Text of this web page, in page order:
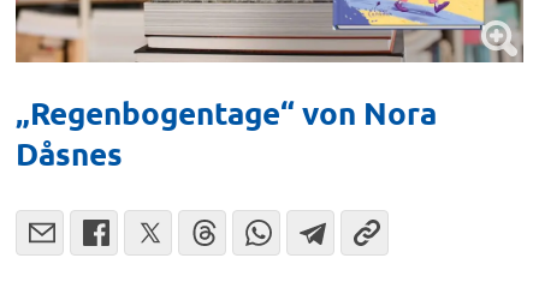
„Regenbogentage“ von Nora
Dåsnes